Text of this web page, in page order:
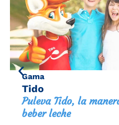
Gama
Tido
Puleva Tido, la
beber leche